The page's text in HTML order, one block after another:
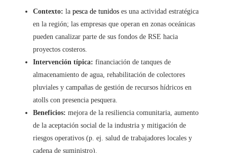
Contexto: la pesca de tunidos es una actividad estratégica
en la región; las empresas que operan en zonas oceánicas
pueden canalizar parte de sus fondos de RSE hacia
proyectos costeros.
Intervención típica: financiación de tanques de
almacenamiento de agua, rehabilitación de colectores
pluviales y campañas de gestión de recursos hídricos en
atolls con presencia pesquera.
Beneficios: mejora de la resiliencia comunitaria, aumento
de la aceptación social de la industria y mitigación de
riesgos operativos (p. ej. salud de trabajadores locales y
cadena de suministro).